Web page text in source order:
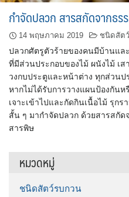
กำจัดปลวก สารสกัดจากธ
14 พฤษภาคม 2019 ชนิดสัต
ปลวกศัตรูตัวร้ายของคนมีบ้านแล
ที่มีส่วนประกอบของไม้ ผนังไม้ เ
วงกบประตูและหน้าต่าง ทุกส่วนป
หากไม่ได้รับการวางแผนป้องกัน
เจาะเข้าไปและกัดกินเนื้อไม้ รุก
สั้น ๆ มากำจัดปลวก ด้วยสารสกั
สารพิษ
หมวดหมู่
ชนิดสัตว์รบกวน